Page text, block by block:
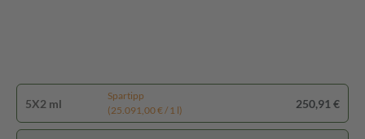
5X2 ml
Spartipp
(25.091,00 € / 1 l)
250,91 €